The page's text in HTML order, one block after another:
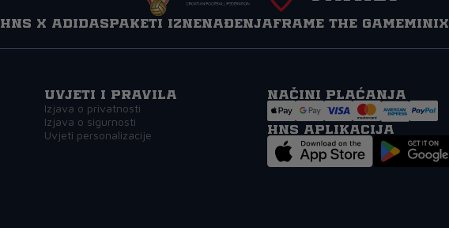
HNS x adidasPaketi iznenađenjaFrame the gameMINIX
Uvjeti i pravila
Izjava o privatnosti
Izjava o sigurnosti
Uvjeti personalizacije
Načini plaćanja
HNS APLIKACIJA